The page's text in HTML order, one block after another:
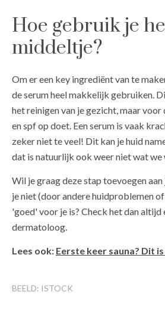
Hoe gebruik je
middeltje?
Om er een key ingrediënt van te
de serum heel makkelijk gebruiken.
het reinigen van je gezicht, maar
en spf op doet. Een serum is vaak
zeker niet te veel! Dit kan je huid
dat is natuurlijk ook weer niet wat we
Wil je graag deze stap toevoegen
je niet (door andere huidproblemen
'goed' voor je is? Check het dan altijd
dermatoloog.
Lees ook: Eerste keer sauna? Dit
BEELD: ISTOCK